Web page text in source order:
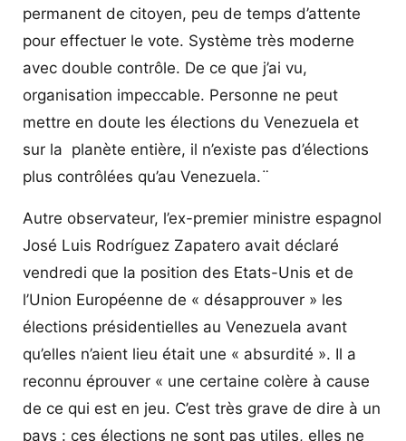
permanent de citoyen, peu de temps d’attente
pour effectuer le vote. Système très moderne
avec double contrôle. De ce que j’ai vu,
organisation impeccable. Personne ne peut
mettre en doute les élections du Venezuela et
sur la planète entière, il n’existe pas d’élections
plus contrôlées qu’au Venezuela.¨
Autre observateur, l’ex-premier ministre espagnol
José Luis Rodríguez Zapatero avait déclaré
vendredi que la position des Etats-Unis et de
l’Union Européenne de « désapprouver » les
élections présidentielles au Venezuela avant
qu’elles n’aient lieu était une « absurdité ». Il a
reconnu éprouver « une certaine colère à cause
de ce qui est en jeu. C’est très grave de dire à un
pays : ces élections ne sont pas utiles, elles ne